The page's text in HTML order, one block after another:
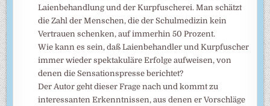
Laienbehandlung und der Kurpfuscherei. Man schätzt
die Zahl der Menschen, die der Schulmedizin kein
Vertrauen schenken, auf immerhin 50 Prozent.
Wie kann es sein, daß Laienbehandler und Kurpfuscher
immer wieder spektakuläre Erfolge aufweisen, von
denen die Sensationspresse berichtet?
Der Autor geht dieser Frage nach und kommt zu
interessanten Erkenntnissen, aus denen er Vorschläge